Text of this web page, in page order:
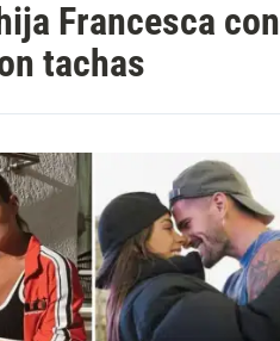
Francesca con
tachas